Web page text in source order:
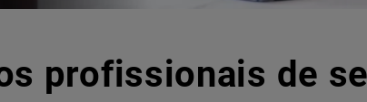
profissionais de